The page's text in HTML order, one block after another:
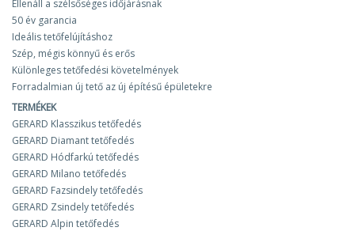
Ellenáll a szélsőséges időjárásnak
50 év garancia
Ideális tetőfelújításhoz
Szép, mégis könnyű és erős
Különleges tetőfedési követelmények
Forradalmian új tető az új építésű épületekre
TERMÉKEK
GERARD Klasszikus tetőfedés
GERARD Diamant tetőfedés
GERARD Hódfarkú tetőfedés
GERARD Milano tetőfedés
GERARD Fazsindely tetőfedés
GERARD Zsindely tetőfedés
GERARD Alpin tetőfedés